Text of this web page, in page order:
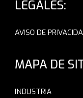
LEGALES:
AVISO DE
MAPA DE
INDUSTRIA